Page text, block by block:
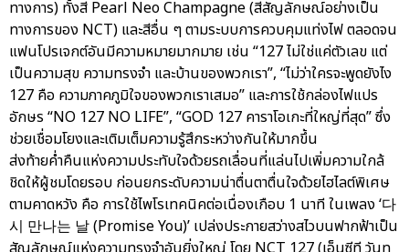
ทางการ) ทั้งสี Pearl Neo Champagne (สีสัญลักษณ์อย่างเป็น
ทางการของ NCT) และสีอื่น ๆ ตามระบบการควบคุมแท่งไฟ ตลอดจน
แฟนโปรเจกต์อันมีความหมายมากมาย เช่น “127 ไม่ใช่แค่ตัวเลข แต่
เป็นความสุข ความทรงจำ และบ้านของพวกเรา”, “ไม่ว่าใครจะพูดยังไง
127 คือ ความภาคภูมิใจของพวกเราเสมอ” และการใช้กล่องไฟแปร
อักษร “NO 127 NO LIFE”, “GOD 127 คาราโอเกะที่ใหญ่ที่สุด” ซึ่ง
ช่วยเชื่อมโยงและเติมเต็มความรู้สึกระหว่างกันให้มากขึ้น
ส่งท้ายค่ำคืนแห่งความประทับใจด้วยรถเลื่อนที่แล่นไปเพิ่มความใกล้
ชิดให้ผู้ชมโดยรอบ ก่อนยกระดับความน่าตื่นตาตื่นใจด้วยไฮไลต์พิเศษ
ตามคาดหวัง คือ การใช้ไพโรเทคนิคต่อเนื่องเกือบ 1 นาที ในเพลง ‘다
시 만나는 날 (Promise You)’ เปล่งประกายสว่างสไวบนฟากฟ้าเป็น